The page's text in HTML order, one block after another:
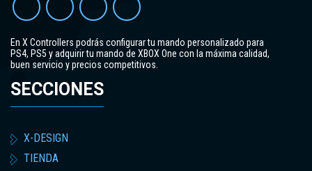
En X Controllers podrás configurar tu mando personalizado para
PS4, PS5 y adquirir tu mando de XBOX One con la máxima calidad,
buen servicio y precios competitivos.
SECCIONES
X-DESIGN
TIENDA